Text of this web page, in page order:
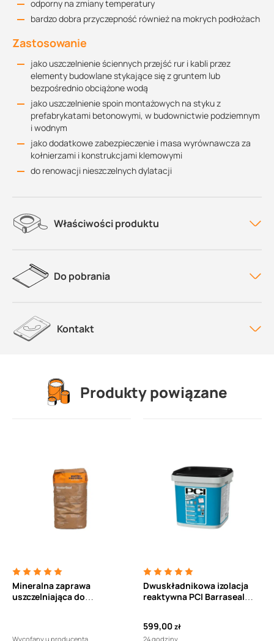
odporny na zmiany temperatury
bardzo dobra przyczepność również na mokrych podłożach
Zastosowanie
jako uszczelnienie ściennych przejść rur i kabli przez
elementy budowlane stykające się z gruntem lub
bezpośrednio obciążone wodą
jako uszczelnienie spoin montażowych na styku z
prefabrykatami betonowymi, w budownictwie podziemnym
i wodnym
jako dodatkowe zabezpieczenie i masa wyrównawcza za
kołnierzami i konstrukcjami klemowymi
do renowacji nieszczelnych dylatacji
Właściwości produktu
Do pobrania
Kontakt
Produkty powiązane
Mineralna zaprawa
uszczelniająca do
Wycofany u producenta
Dwuskładnikowa izolacja
reaktywna PCI Barraseal
599,00zł
24 godziny